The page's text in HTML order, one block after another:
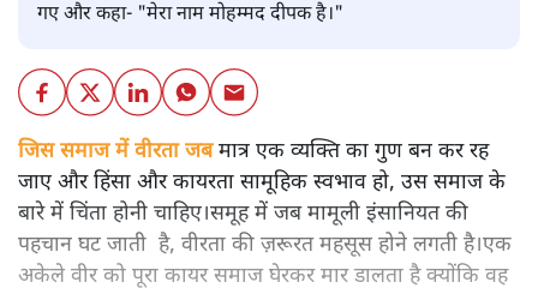
गए और कहा- "मेरा नाम मोहम्मद दीपक है।"
जिस समाज में वीरता जबमात्र एक व्यक्ति का गुण बन कर रह
जाए और हिंसा और कायरता सामूहिक स्वभाव हो, उस समाज के
बारे में चिंता होनी चाहिए।समूह में जब मामूली इंसानियत की
पहचान घट जाती है, वीरता की ज़रूरत महसूस होने लगती है।एक
अकेले वीर को पूरा कायर समाज घेरकर मार डालता है क्योंकि वह